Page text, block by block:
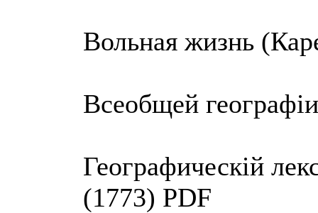
Вольная жизнь
Всеобщей
Географическiй
(1773) PDF